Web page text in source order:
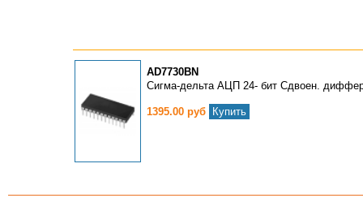
AD7730BN
Сигма-дельта АЦП 24- бит Сдвоен.
1395.00 руб Купить